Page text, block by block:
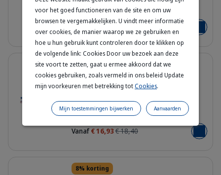
150 ml - 150 ml
Vanaf € 32,68 Voeg
eo0a1rs8sdxkgdcykyqq.jpg
8% korting
Enterogelan - Aanvullend
dieetvoeding voor honden en
Enterogelan - 10 ml - Enterogelan - 24 ml
Vanaf € 16,93€ 18,40 Voeg
8% korting
voor het goed functioneren van de site en om uw
browsen te vergemakkelijken. U vindt meer informatie
over cookies, de manier waarop we ze gebruiken en
hoe u hun gebruik kunt controleren door te klikken op
de volgende link: Cookies Door uw bezoek aan deze
site voort te zetten, gaat u ermee akkoord dat we
cookies gebruiken, zoals vermeld in ons beleid Update
mijn voorkeuren met betrekking totCookies.
Aanvaarden
Mijn toestemmingen bijwerken